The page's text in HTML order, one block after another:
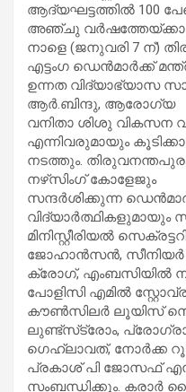
ആദ്യഘട്ടത്തിൽ 100
അഞ്ചു
നാളെ (ജനുവരി 7 ന്)
എട്ടംഗ ഡെൻമാർക്ക്
ഉന്നത വിദ്യാഭ്യാസ
ആർ.ബിന്ദു, ആരോഗ്യ
വനിതാ ശിശു വികസന
എന്നിവരുമായും
നടത്തും.
നഴ്‌സിംഗ് കോളേജും
സന്ദർശിക്കുന്ന
വിദ്യാർത്ഥികളുമായും
മിനിസ്റ്റീരിയൽ
ജോഹാൻസൻ,
ക്രോഗ്, എംബസിയിൽ
പോളിസി എമിൽ
കൗൺസിലർ ലൂയിസ്
ലുണ്ട്‌സ്‌ട്രോം,
ഗെഹ്ലാവത്, നോർക്ക
പ്രകാശ് പി ജോസഫ്
സംബന്ധിക്കും. കരാർ